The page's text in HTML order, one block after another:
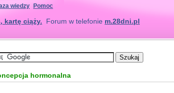
wiedzy Pomoc
kartę ciąży. Forum w telefonie m.28dni.pl
hormonalna